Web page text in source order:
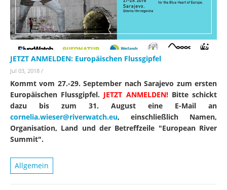
JETZT ANMELDEN: Europäischen Flussgipfel
Jul 03, 2018 /
Kommt vom 27.-29. September nach Sarajevo zum ersten
Europäischen Flussgipfel. JETZT ANMELDEN!Bitte schickt
dazu bis zum 31. August eine E-Mail an
cornelia.wieser@riverwatch.eu, einschließlich Namen,
Organisation, Land und der Betreffzeile "European River
Summit".
Allgemein